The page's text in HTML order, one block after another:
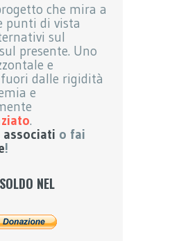
che mira a
punti di vista
sul
presente. Uno
e
dalle rigidità
e
.
associati o fai
!
NEL